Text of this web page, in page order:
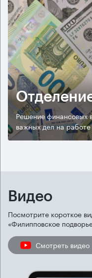
Решение финансовых
важных дел на работе
Видео
Посмотрите короткое
«Филипповское
Смотреть видео